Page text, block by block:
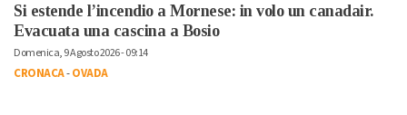
Si estende l’incendio a Mornese: in volo un canadair.
Evacuata una cascina a Bosio
Domenica, 9 Agosto 2026 - 09:14
CRONACA-OVADA